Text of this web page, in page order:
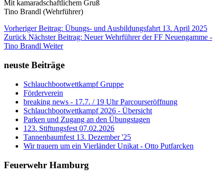
Mit kamaradschaftlichem Gruß
Tino Brandl (Wehrführer)
Vorheriger Beitrag: Übungs- und Ausbildungsfahrt 13. April 2025
Zurück Nächster Beitrag: Neuer Wehrführer der FF Neuengamme -
Tino Brandl Weiter
neuste Beiträge
Schlauchbootwettkampf Gruppe
Förderverein
breaking news - 17.7. / 19 Uhr Parcourseröffnung
Schlauchbootwettkampf 2026 - Übersicht
Parken und Zugang an den Übungstagen
123. Stiftungsfest 07.02.2026
Tannenbaumfest 13. Dezember '25
Wir trauern um ein Vierländer Unikat - Otto Putfarcken
Feuerwehr Hamburg